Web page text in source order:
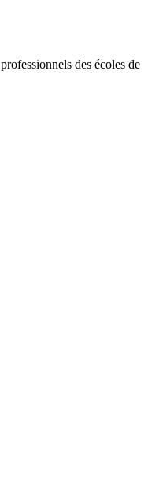
des écoles de